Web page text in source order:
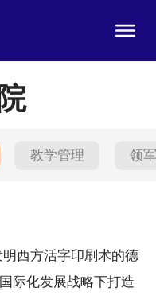
教学管理 领
西方活字印刷术的德
际化发展战略下打造